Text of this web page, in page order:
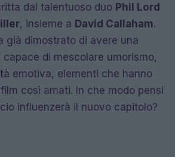
dal talentuoso duo Phil Lord
, insieme a David Callaham.
già dimostrato di avere una
di mescolare umorismo,
emotiva, elementi che hanno
così amati. In che modo pensi
influenzerà il nuovo capitolo?